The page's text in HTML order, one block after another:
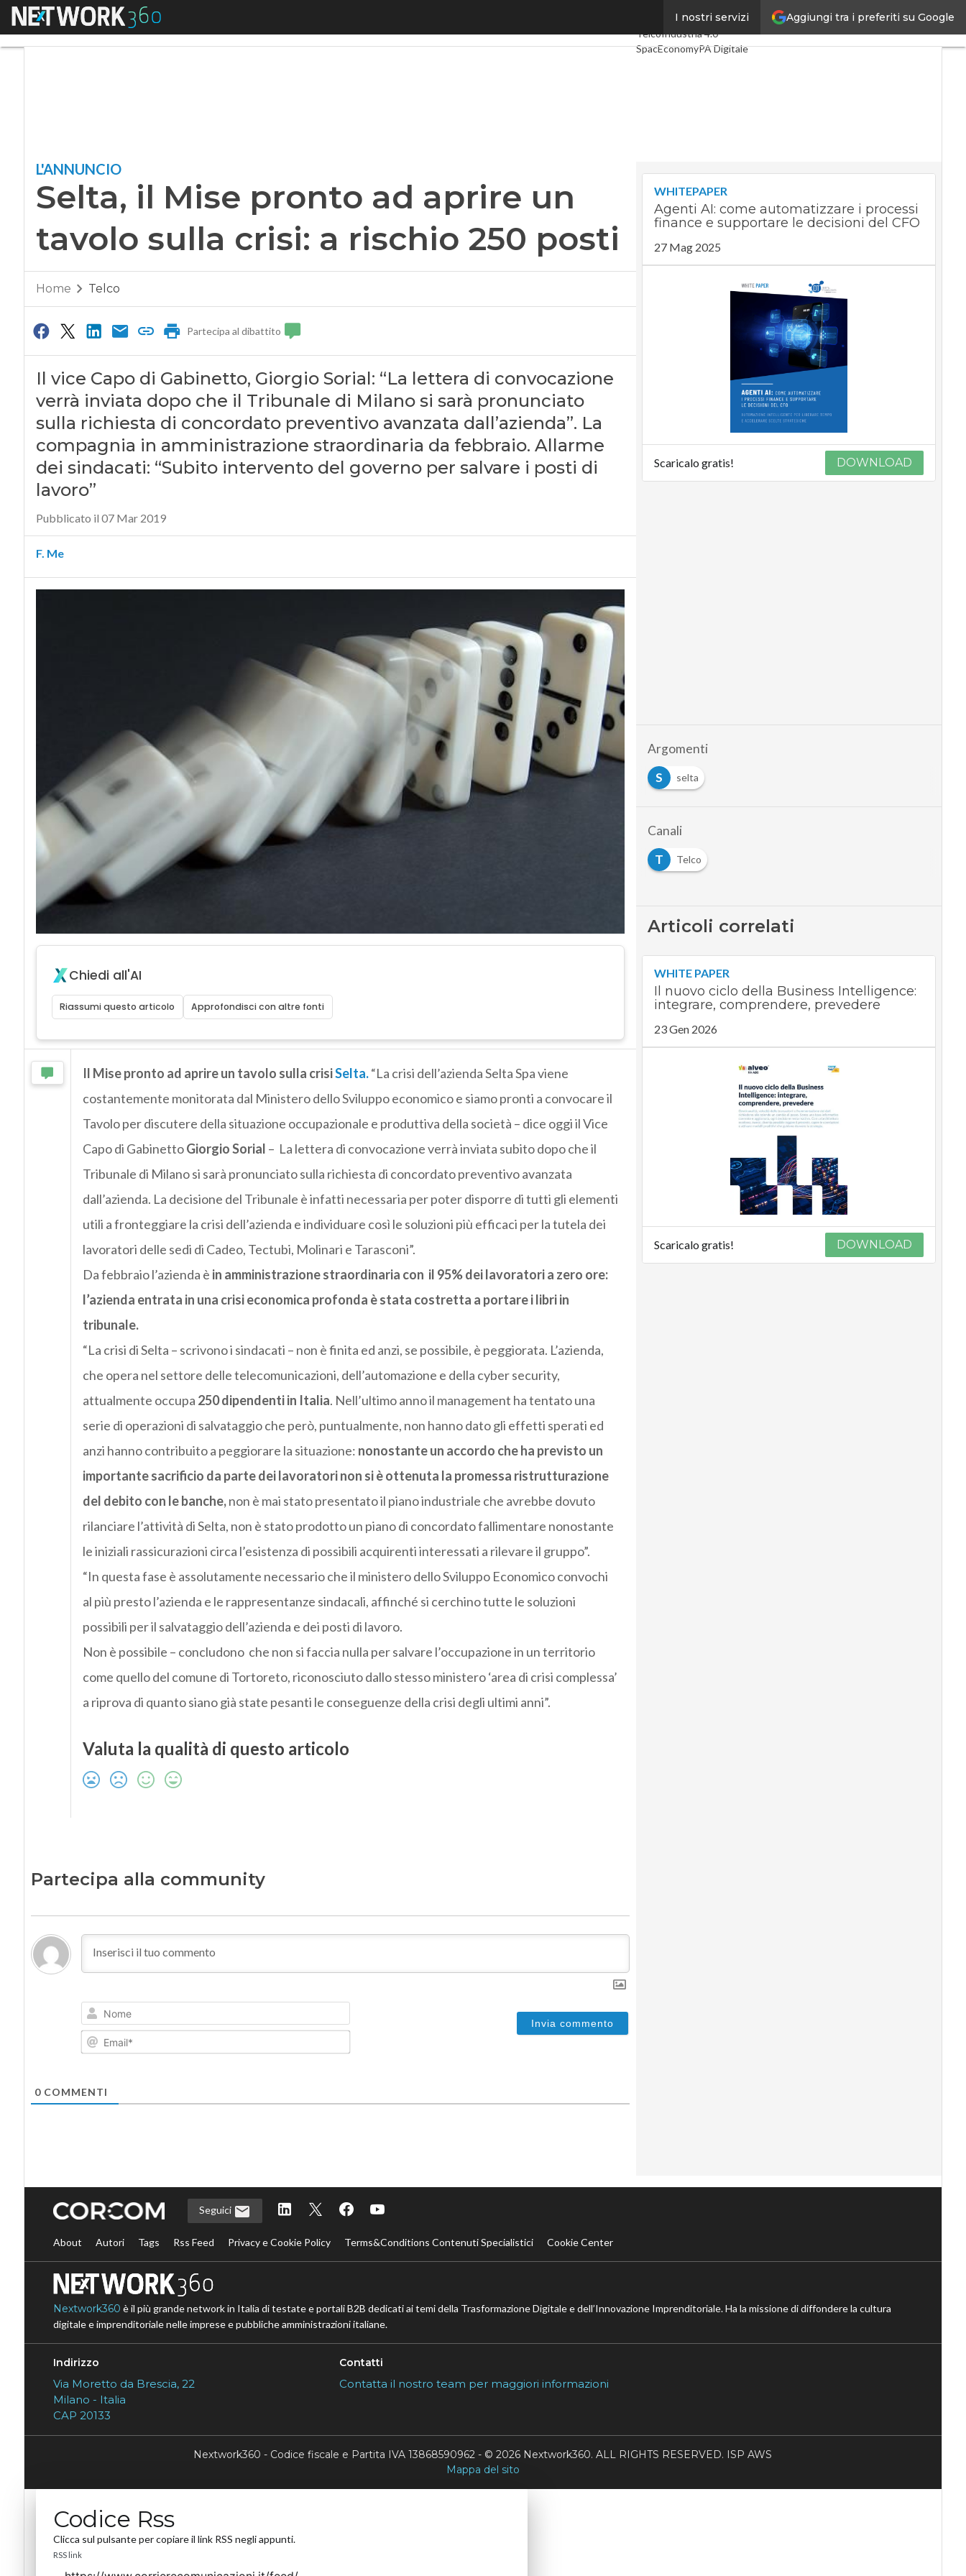
Aggiungi tra i preferiti su Google
I nostri servizi
Menu Ultimi articoliDigital Economy
TelcoIndustria 4.0
SpacEconomyPA Digitale
L'ANNUNCIO
Selta, il Mise pronto ad aprire un
tavolo sulla crisi: a rischio 250 posti
Home Telco
Partecipa al dibattito
Il vice Capo di Gabinetto, Giorgio Sorial: “La lettera di convocazione
verrà inviata dopo che il Tribunale di Milano si sarà pronunciato
sulla richiesta di concordato preventivo avanzata dall’azienda”. La
compagnia in amministrazione straordinaria da febbraio. Allarme
dei sindacati: “Subito intervento del governo per salvare i posti di
lavoro”
Pubblicato il 07 Mar 2019
F. Me
Chiedi all'AI
Riassumi questo articolo Approfondisci con altre fonti
Il Mise pronto ad aprire un tavolo sulla crisiSelta.“La crisi dell’azienda Selta Spa viene
costantemente monitorata dal Ministero dello Sviluppo economico e siamo pronti a convocare il
Tavolo per discutere della situazione occupazionale e produttiva della società – dice oggi il Vice
Capo di GabinettoGiorgio Sorial – La lettera di convocazione verrà inviata subito dopo che il
Tribunale di Milano si sarà pronunciato sulla richiesta di concordato preventivo avanzata
dall’azienda. La decisione del Tribunale è infatti necessaria per poter disporre di tutti gli elementi
utili a fronteggiare la crisi dell’azienda e individuare così le soluzioni più efficaci per la tutela dei
lavoratori delle sedi di Cadeo, Tectubi, Molinari e Tarasconi”.
Da febbraio l’azienda è in amministrazione straordinaria con il 95% dei lavoratori a zero ore:
l’azienda entrata in una crisi economica profonda è stata costretta a portare i libri in
tribunale.
“La crisi di Selta – scrivono i sindacati – non è finita ed anzi, se possibile, è peggiorata. L’azienda,
che opera nel settore delle telecomunicazioni, dell’automazione e della cyber security,
attualmente occupa 250 dipendenti in Italia. Nell’ultimo anno il management ha tentato una
serie di operazioni di salvataggio che però, puntualmente, non hanno dato gli effetti sperati ed
anzi hanno contribuito a peggiorare la situazione: nonostante un accordo che ha previsto un
importante sacrificio da parte dei lavoratori non si è ottenuta la promessa ristrutturazione
del debito con le banche,non è mai stato presentato il piano industriale che avrebbe dovuto
rilanciare l’attività di Selta, non è stato prodotto un piano di concordato fallimentare nonostante
le iniziali rassicurazioni circa l’esistenza di possibili acquirenti interessati a rilevare il gruppo”.
“In questa fase è assolutamente necessario che il ministero dello Sviluppo Economico convochi
al più presto l’azienda e le rappresentanze sindacali, affinché si cerchino tutte le soluzioni
possibili per il salvataggio dell’azienda e dei posti di lavoro.
Non è possibile – concludono che non si faccia nulla per salvare l’occupazione in un territorio
come quello del comune di Tortoreto, riconosciuto dallo stesso ministero ‘area di crisi complessa’
a riprova di quanto siano già state pesanti le conseguenze della crisi degli ultimi anni”.
Valuta la qualità di questo articolo
Partecipa alla community
Nome
Email*
0COMMENTI
WHITEPAPER
Agenti AI: come automatizzare i processi
finance e supportare le decisioni del CFO
27 Mag 2025
Scaricalo gratis! DOWNLOAD
Argomenti
S
selta
Canali
T
Telco
Articoli correlati
WHITE PAPER
Il nuovo ciclo della Business Intelligence:
integrare, comprendere, prevedere
23 Gen 2026
Scaricalo gratis! DOWNLOAD
Seguici
About Autori Tags Rss Feed Privacy e Cookie Policy Terms&Conditions Contenuti Specialistici Cookie Center
Nextwork360 è il più grande network in Italia di testate e portali B2B dedicati ai temi della Trasformazione Digitale e dell’Innovazione Imprenditoriale. Ha la missione di diffondere la cultura
digitale e imprenditoriale nelle imprese e pubbliche amministrazioni italiane.
Indirizzo
Via Moretto da Brescia, 22
Milano - Italia
CAP 20133
Contatti
Contatta il nostro team per maggiori informazioni
Nextwork360 - Codice fiscale e Partita IVA 13868590962 - © 2026 Nextwork360. ALL RIGHTS RESERVED. ISP AWS
Mappa del sito
Codice Rss
Clicca sul pulsante per copiare il link RSS negli appunti.
RSS link